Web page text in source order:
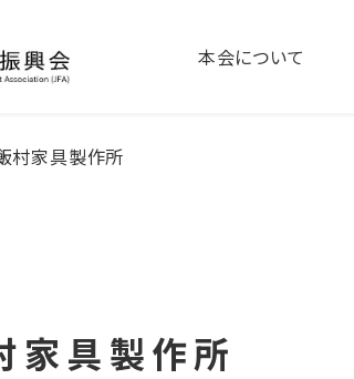
本会について
村家具製作所
家具製作所